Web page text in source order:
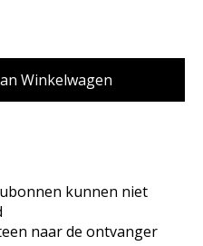
kunnen niet
naar de ontvanger